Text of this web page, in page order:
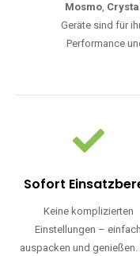
Mosmo,
Geräte sind für
Performance
Sofort
Keine komplizierten
Einstellungen – einfach
auspacken und genießen.